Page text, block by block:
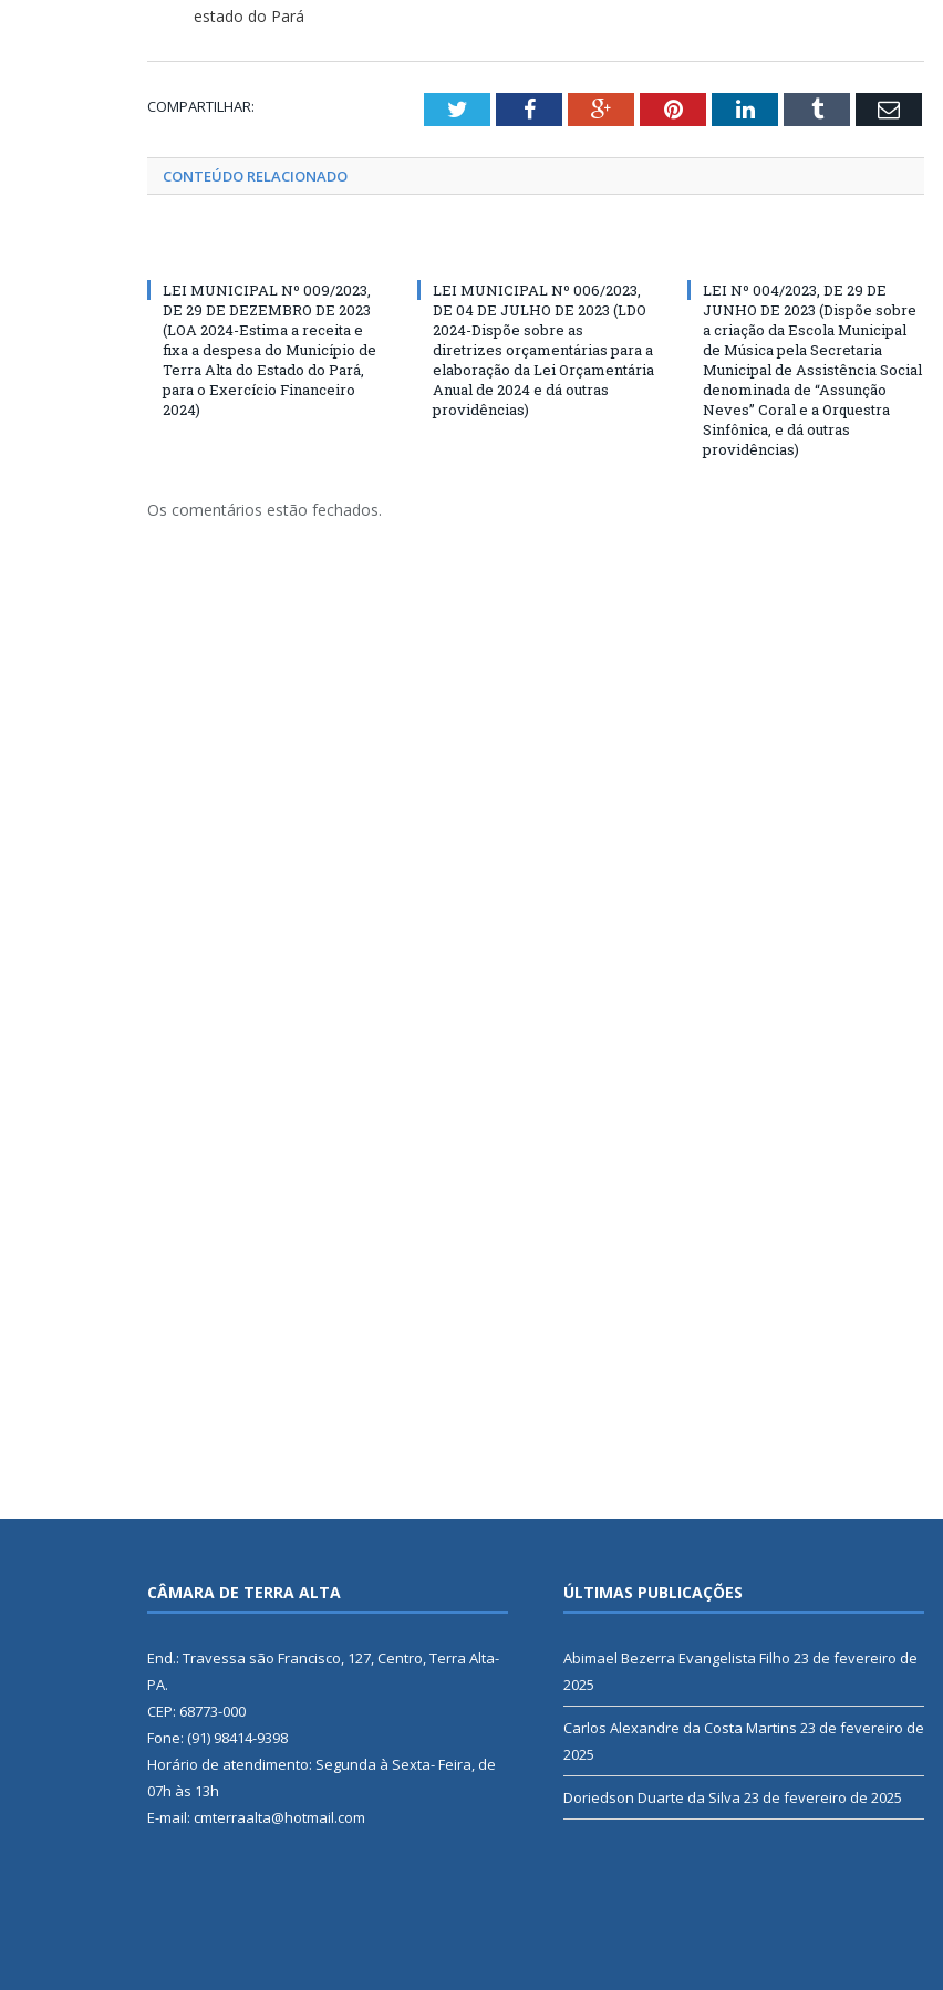
estado do Pará
COMPARTILHAR: TwitterFacebookGoogle+PinterestLinkedInTumblr Email
CONTEÚDO RELACIONADO
LEI MUNICIPAL Nº 009/2023,
DE 29 DE DEZEMBRO DE 2023
(LOA 2024-Estima a receita e
fixa a despesa do Município de
Terra Alta do Estado do Pará,
para o Exercício Financeiro
2024)
LEI MUNICIPAL Nº 006/2023,
DE 04 DE JULHO DE 2023 (LDO
2024-Dispõe sobre as
diretrizes orçamentárias para a
elaboração da Lei Orçamentária
Anual de 2024 e dá outras
providências)
LEI Nº 004/2023, DE 29 DE
JUNHO DE 2023 (Dispõe sobre
a criação da Escola Municipal
de Música pela Secretaria
Municipal de Assistência Social
denominada de “Assunção
Neves” Coral e a Orquestra
Sinfônica, e dá outras
providências)
Os comentários estão fechados.
CÂMARA DE TERRA ALTA
End.: Travessa são Francisco, 127, Centro, Terra Alta-
PA.
CEP: 68773-000
Fone: (91) 98414-9398
Horário de atendimento: Segunda à Sexta- Feira, de
07h às 13h
E-mail: cmterraalta@hotmail.com
ÚLTIMAS PUBLICAÇÕES
Abimael Bezerra Evangelista Filho 23 de fevereiro de
2025
Carlos Alexandre da Costa Martins 23 de fevereiro de
2025
Doriedson Duarte da Silva 23 de fevereiro de 2025